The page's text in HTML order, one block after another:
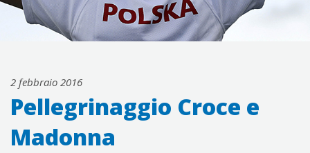
2 febbraio 2016
Pellegrinaggio Croce e
Madonna